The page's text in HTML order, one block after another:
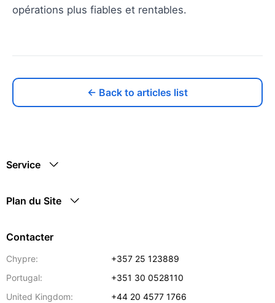
opérations plus fiables et rentables.
← Back to articles list
Service
Plan du Site
Contacter
Chypre:
+357 25 123889
Portugal:
+351 30 0528110
United Kingdom:
+44 20 4577 1766